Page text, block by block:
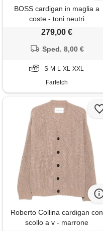
BOSS cardigan in maglia a
coste - toni neutri
279,00 €
Sped. 8,00 €
S-M-L-XL-XXL
Farfetch
Roberto Collina cardigan con
scollo a v - marrone